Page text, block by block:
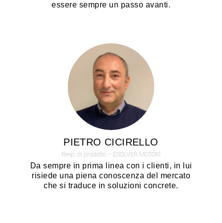
essere sempre un passo avanti.
PIETRO CICIRELLO
Resp. di prodotto – ESOLVER MOTORI
Da sempre in prima linea con i clienti, in lui
risiede una piena conoscenza del mercato
che si traduce in soluzioni concrete.